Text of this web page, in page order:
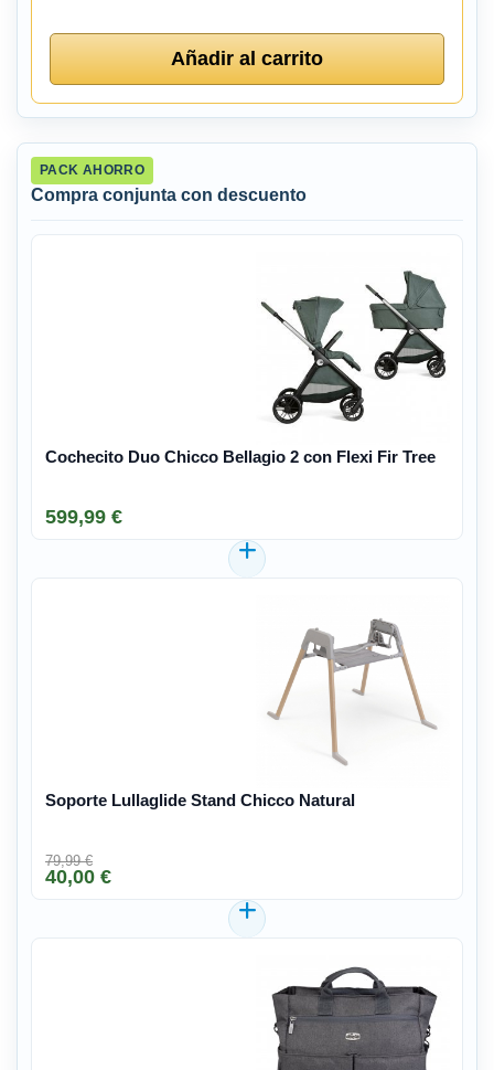
Añadir al carrito
PACK AHORRO
Compra conjunta con descuento
Cochecito Duo Chicco Bellagio 2 con Flexi Fir Tree
599,99 €
Soporte Lullaglide Stand Chicco Natural
79,99 €
40,00 €